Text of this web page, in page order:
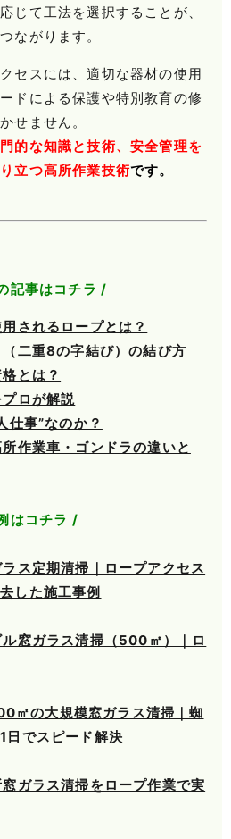
じて工法を選択することが、
ながります。
セスには、適切な器材の使用
ドによる保護や特別教育の修
せません。
的な知識と技術、安全管理を
立つ高所作業技術です。
記事はコチラ /
されるロープとは？
二重8の字結び）の結び方
とは？
ロが解説
仕事”なのか？
作業車・ゴンドラの違いと
はコチラ /
ス定期清掃｜ロープアクセス
した施工事例
窓ガラス清掃（500㎡）｜ロ
㎡の大規模窓ガラス清掃｜蜘
日でスピード解決
ガラス清掃をロープ作業で実